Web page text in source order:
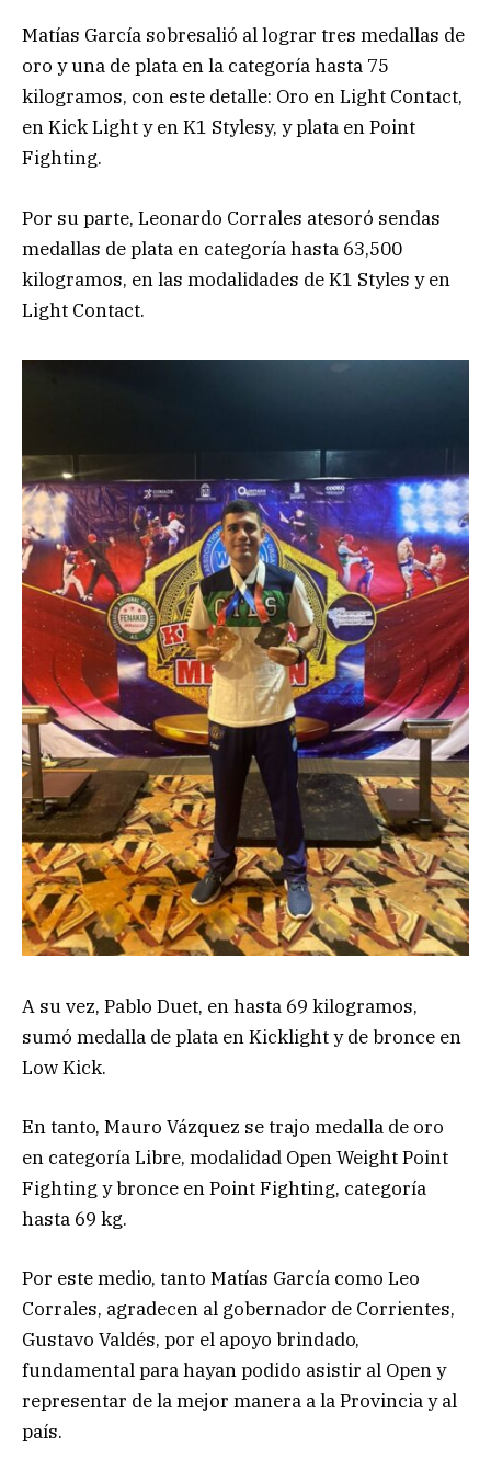
Matías García sobresalió al lograr tres medallas de
oro y una de plata en la categoría hasta 75
kilogramos, con este detalle: Oro en Light Contact,
en Kick Light y en K1 Stylesy, y plata en Point
Fighting.
Por su parte, Leonardo Corrales atesoró sendas
medallas de plata en categoría hasta 63,500
kilogramos, en las modalidades de K1 Styles y en
Light Contact.
A su vez, Pablo Duet, en hasta 69 kilogramos,
sumó medalla de plata en Kicklight y de bronce en
Low Kick.
En tanto, Mauro Vázquez se trajo medalla de oro
en categoría Libre, modalidad Open Weight Point
Fighting y bronce en Point Fighting, categoría
hasta 69 kg.
Por este medio, tanto Matías García como Leo
Corrales, agradecen al gobernador de Corrientes,
Gustavo Valdés, por el apoyo brindado,
fundamental para hayan podido asistir al Open y
representar de la mejor manera a la Provincia y al
país.